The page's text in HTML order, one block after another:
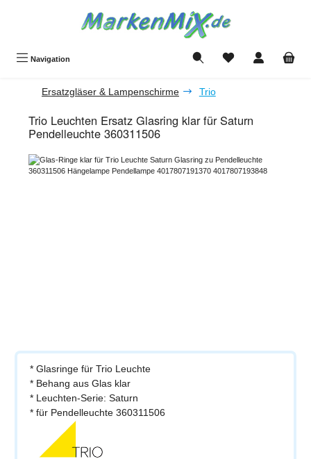
Navigation Du hast 0 Produkte
Ersatzgläser & Lampenschirme Trio
Trio Leuchten Ersatz Glasring klar für Saturn
Pendelleuchte 360311506
Bildergalerie überspringen
* Glasringe für Trio Leuchte
* Behang aus Glas klar
* Leuchten-Serie: Saturn
* für Pendelleuchte 360311506